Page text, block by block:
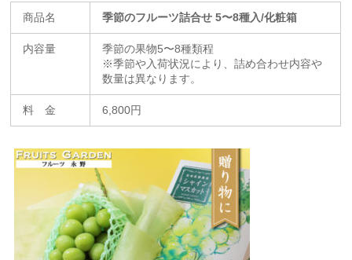
商品名 季節のフルーツ詰合せ 5〜8種入/化粧箱
内容量
季節の果物5〜8種類程
※季節や入荷状況により、詰め合わせ内容や
数量は異なります。
料 金 6,800円